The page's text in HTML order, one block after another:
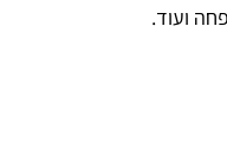
ועוד.